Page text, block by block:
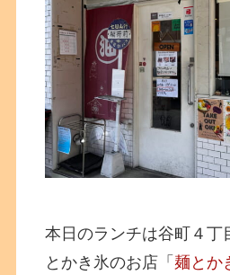
本日のランチは谷町４丁
とかき氷のお店「麺とか